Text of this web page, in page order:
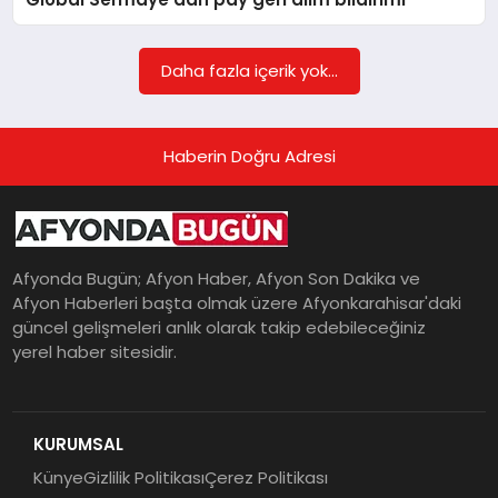
Daha fazla içerik yok...
Haberin Doğru Adresi
Afyonda Bugün; Afyon Haber, Afyon Son Dakika ve
Afyon Haberleri başta olmak üzere Afyonkarahisar'daki
güncel gelişmeleri anlık olarak takip edebileceğiniz
yerel haber sitesidir.
KURUMSAL
KünyeGizlilik PolitikasıÇerez Politikası